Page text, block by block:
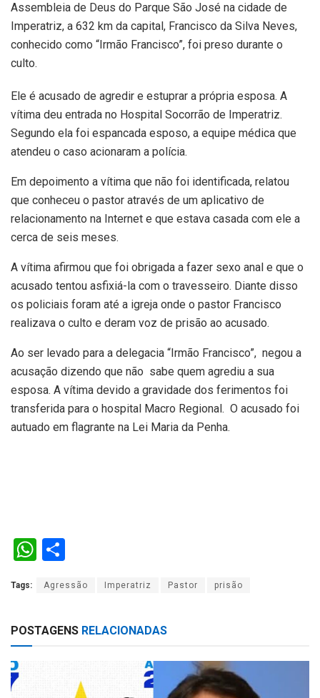
Assembleia de Deus do Parque São José na cidade de
Imperatriz, a 632 km da capital, Francisco da Silva Neves,
conhecido como “Irmão Francisco”, foi preso durante o
culto.
Ele é acusado de agredir e estuprar a própria esposa. A
vítima deu entrada no Hospital Socorrão de Imperatriz.
Segundo ela foi espancada esposo, a equipe médica que
atendeu o caso acionaram a polícia.
Em depoimento a vítima que não foi identificada, relatou
que conheceu o pastor através de um aplicativo de
relacionamento na Internet e que estava casada com ele a
cerca de seis meses.
A vítima afirmou que foi obrigada a fazer sexo anal e que o
acusado tentou asfixiá-la com o travesseiro. Diante disso
os policiais foram até a igreja onde o pastor Francisco
realizava o culto e deram voz de prisão ao acusado.
Ao ser levado para a delegacia “Irmão Francisco”, negou a
acusação dizendo que não sabe quem agrediu a sua
esposa. A vítima devido a gravidade dos ferimentos foi
transferida para o hospital Macro Regional. O acusado foi
autuado em flagrante na Lei Maria da Penha.
W
at
A
ar
Tags: Agressão Imperatriz Pastor prisão
POSTAGENS RELACIONADAS